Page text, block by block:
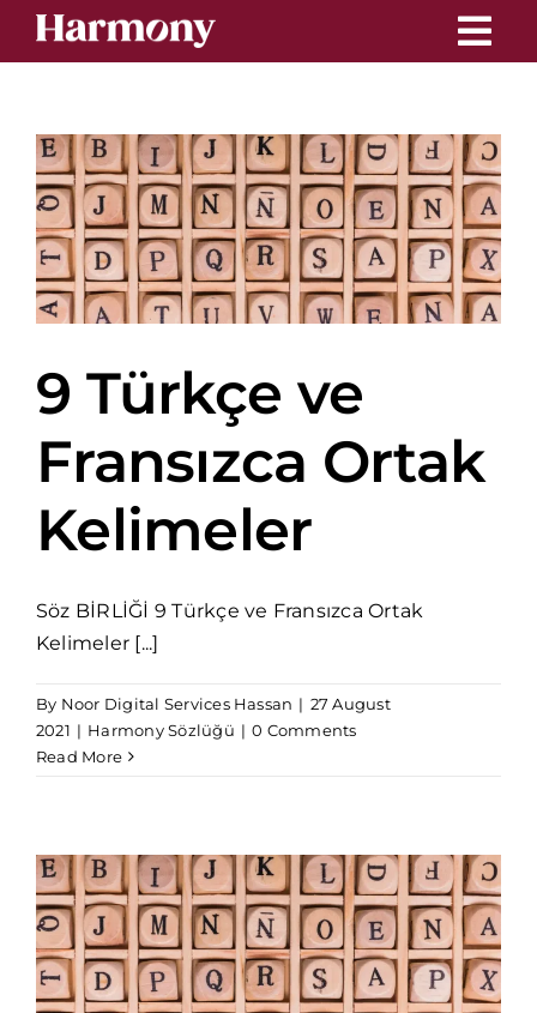
Skip
9 Türkçe ve
Fransızca Ortak
Kelimeler
Söz BİRLİĞİ 9 Türkçe ve Fransızca Ortak
Kelimeler [...]
By Noor Digital Services Hassan | 27 August
2021 | Harmony Sözlüğü | 0 Comments
Read More